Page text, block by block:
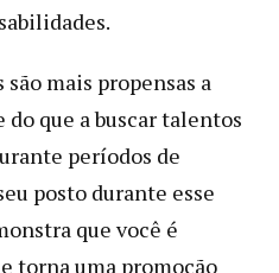
mais propensas a
que a buscar talentos
períodos de
posto durante esse
que você é
torna uma promoção